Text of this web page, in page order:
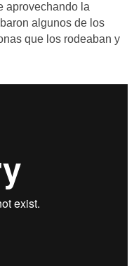
aprovechando la
algunos de los
que los rodeaban y